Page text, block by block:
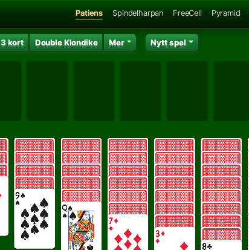
Patiens Spindelharpan FreeCell Pyramid
3 kort Double Klondike Mer Nytt spel